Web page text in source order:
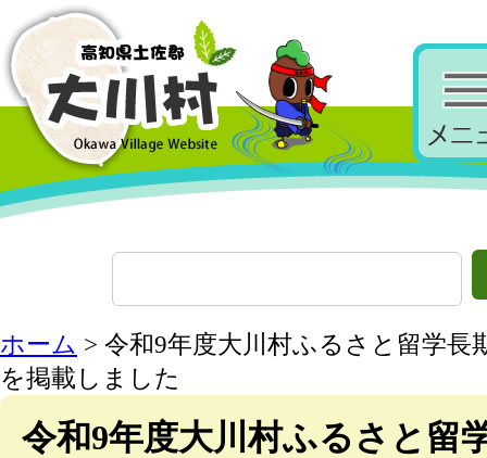
ホーム > 令和9年度大川村ふるさと留学長
を掲載しました
令和9年度大川村ふるさと留